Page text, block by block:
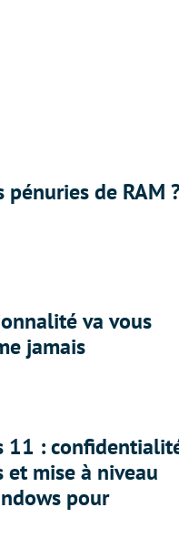
pénuries de RAM
va vous
jamais
11 :
et mise à niveau
pour